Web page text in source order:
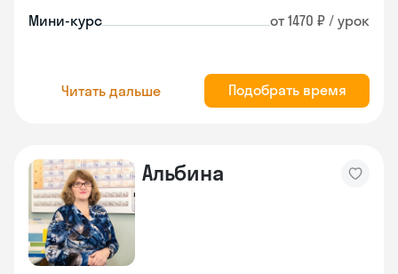
Мини-курс от 1470 ₽ / урок
Читать дальше Подобрать время
Альбина